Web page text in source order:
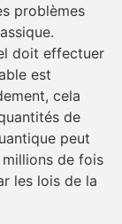
problèmes
doit effectuer
est
cela
de
peut
de fois
les lois de la